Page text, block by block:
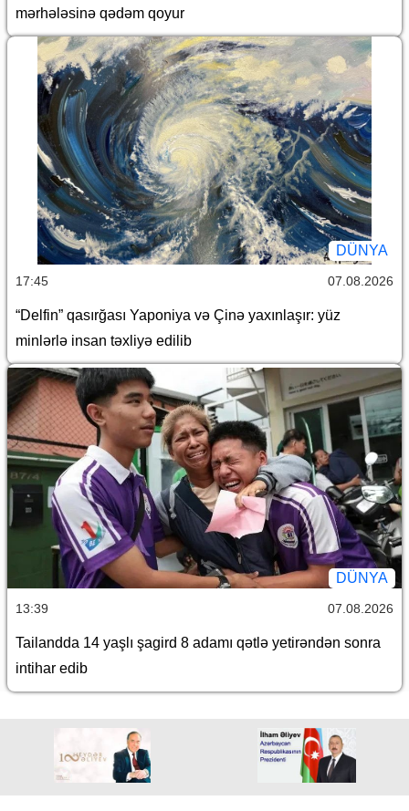
mərhələsinə qədəm qoyur
DÜNYA
17:45 07.08.2026
“Delfin” qasırğası Yaponiya və Çinə yaxınlaşır: yüz
minlərlə insan təxliyə edilib
DÜNYA
13:39 07.08.2026
Tailandda 14 yaşlı şagird 8 adamı qətlə yetirəndən sonra
intihar edib